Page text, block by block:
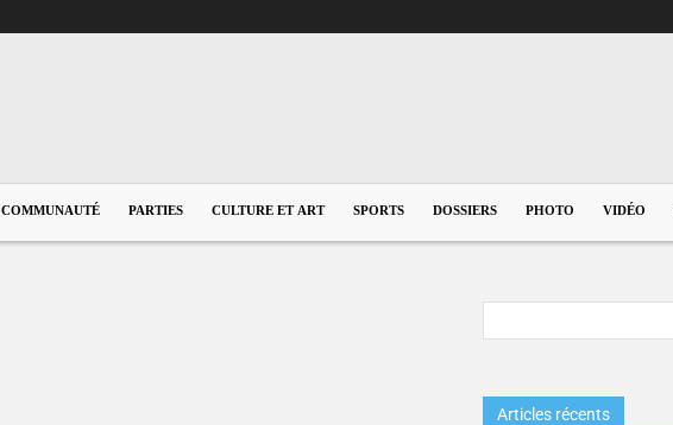
COMMUNAUTÉ PARTIES CULTURE ET ART SPORTS DOSSIERS PHOTO VIDÉO
Articles récents